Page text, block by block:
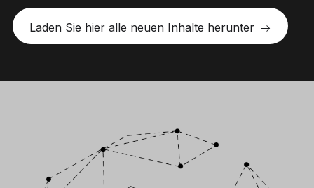
Laden Sie hier alle neuen Inhalte herunter